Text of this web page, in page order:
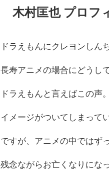
木村匡也 プロフ
ドラえもんにクレヨンしん
長寿アニメの場合にどうし
ドラえもんと言えばこの声。
イメージがついてしまって
ですが、アニメの中ではず
残念ながらお亡くなりにな